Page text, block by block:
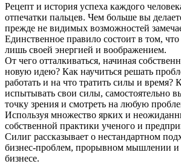
Рецепт и история успеха каждого
отпечатки пальцев. Чем больше вы
прежде не видимых возможностей
Единственное правило состоит в том,
лишь своей энергией и воображением.
От чего отталкиваться, начиная
новую идею? Как научиться решать
работать и на что тратить силы и
испытывать свои силы, самостоятельно
точку зрения и смотреть на любую
Используя множество ярких и
собственной практики ученого и
Силиг рассказывает о нестандартном
бизнес-проблем, прорывном мышлении и
бизнесе.